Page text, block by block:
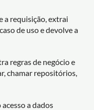
a requisição, extrai
de uso e devolve a
regras de negócio e
chamar repositórios,
a dados